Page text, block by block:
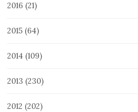
2016 (21)
2015 (64)
2014 (109)
2013 (230)
2012 (202)